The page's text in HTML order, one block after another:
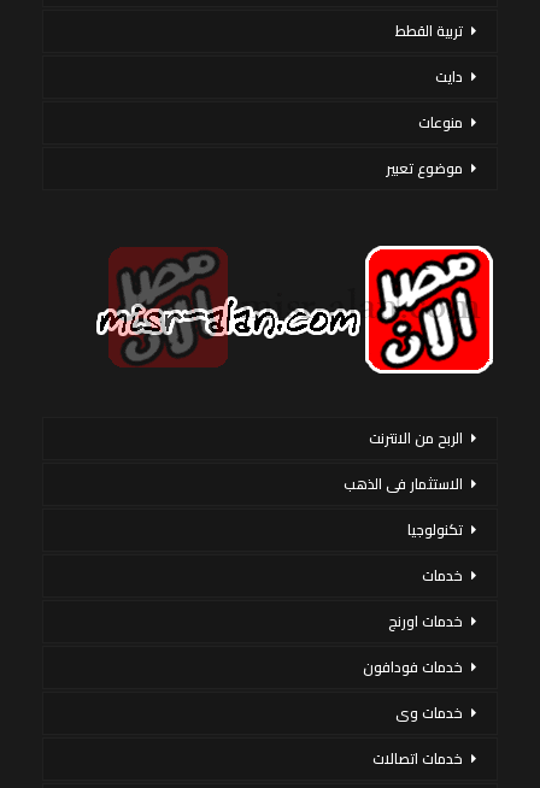
تربية القطط
دايت
منوعات
موضوع تعبير
الربح من الانترنت
الاستثمار فى الذهب
تكنولوجيا
خدمات
خدمات اورنج
خدمات فودافون
خدمات وى
خدمات اتصالات